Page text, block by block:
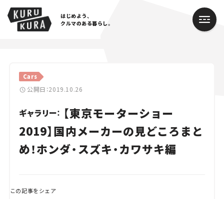
はじめよう、
クルマのある暮らし。
Cars
公開日：2019.10.26
ギャラリー： 【東京モーターショー
2019】国内メーカーの見どころまと
め！ホンダ・スズキ・カワサキ編
この記事をシェア
Cars
Lifestyle
Traffic
Special